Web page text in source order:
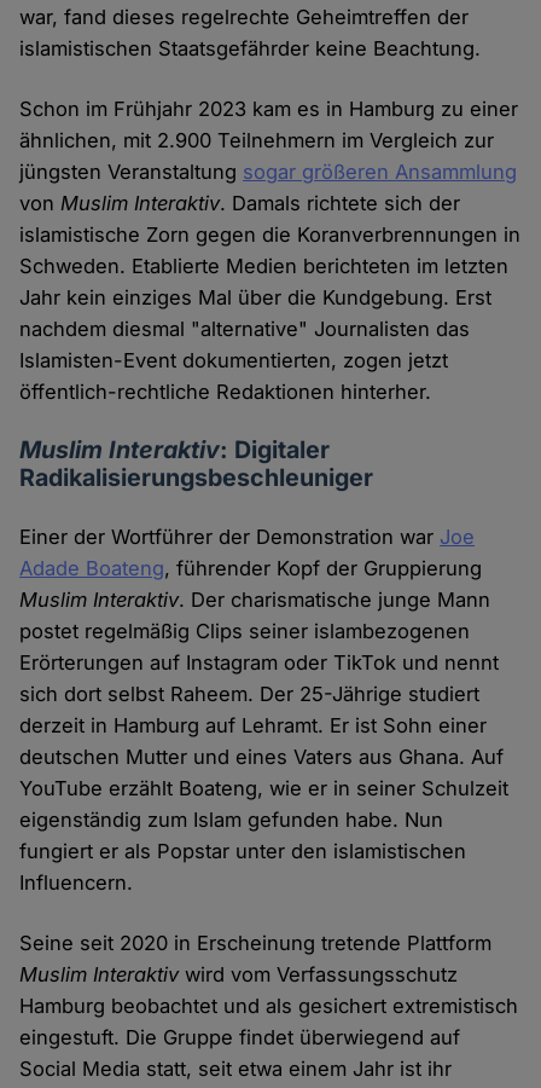
war, fand dieses regelrechte Geheimtreffen der
islamistischen Staatsgefährder keine Beachtung.
Schon im Frühjahr 2023 kam es in Hamburg zu einer
ähnlichen, mit 2.900 Teilnehmern im Vergleich zur
jüngsten Veranstaltung sogar größeren Ansammlung
vonMuslim Interaktiv. Damals richtete sich der
islamistische Zorn gegen die Koranverbrennungen in
Schweden. Etablierte Medien berichteten im letzten
Jahr kein einziges Mal über die Kundgebung. Erst
nachdem diesmal "alternative" Journalisten das
Islamisten-Event dokumentierten, zogen jetzt
öffentlich-rechtliche Redaktionen hinterher.
Muslim Interaktiv: Digitaler
Radikalisierungsbeschleuniger
Einer der Wortführer der Demonstration war Joe
Adade Boateng, führender Kopf der Gruppierung
Muslim Interaktiv. Der charismatische junge Mann
postet regelmäßig Clips seiner islambezogenen
Erörterungen auf Instagram oder TikTok und nennt
sich dort selbst Raheem. Der 25-Jährige studiert
derzeit in Hamburg auf Lehramt. Er ist Sohn einer
deutschen Mutter und eines Vaters aus Ghana. Auf
YouTube erzählt Boateng, wie er in seiner Schulzeit
eigenständig zum Islam gefunden habe. Nun
fungiert er als Popstar unter den islamistischen
Influencern.
Seine seit 2020 in Erscheinung tretende Plattform
Muslim Interaktivwird vom Verfassungsschutz
Hamburg beobachtet und als gesichert extremistisch
eingestuft. Die Gruppe findet überwiegend auf
Social Media statt, seit etwa einem Jahr ist ihr